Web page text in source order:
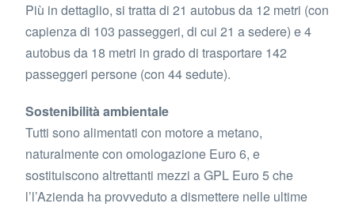
Più in dettaglio, si tratta di 21 autobus da 12 metri (con
capienza di 103 passeggeri, di cui 21 a sedere) e 4
autobus da 18 metri in grado di trasportare 142
passeggeri persone (con 44 sedute).
Sostenibilità ambientale
Tutti sono alimentati con motore a metano,
naturalmente con omologazione Euro 6, e
sostituiscono altrettanti mezzi a GPL Euro 5 che
l’l’Azienda ha provveduto a dismettere nelle ultime